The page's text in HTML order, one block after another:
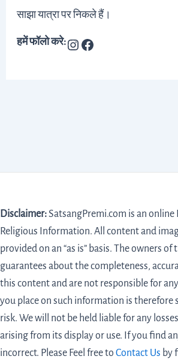
साझा यात्रा पर निकले हैं।
हमें फॉलो करे:
Disclaimer:SatsangPremi.com is an
Religious Information. All content and
provided on an “as is” basis. The owners of
guarantees about the completeness,
this content and are not responsible for
you place on such information is therefore
risk. We will not be held liable for any
arising from its display or use. If you find
incorrect. Please Feel free to Contact Us by